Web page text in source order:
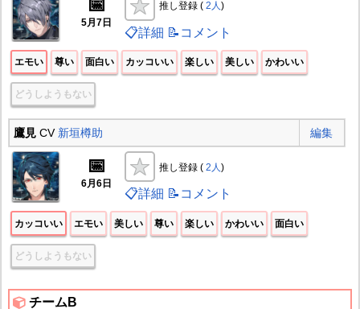
5月7日
推し登録 ( 2人)
📋詳細 📝コメント
エモい 尊い 面白い カッコいい 楽しい 美しい かわいい
どうしようもない
鷹見CV 新垣樽助 編集
📅
6月6日
推し登録 ( 2人 )
📋詳細 📝コメント
カッコいい エモい 美しい 尊い 楽しい かわいい 面白い
どうしようもない
チームB